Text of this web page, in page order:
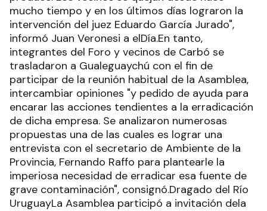
mucho tiempo y en los últimos días lograron la
intervención del juez Eduardo García Jurado",
informó Juan Veronesi a elDía.En tanto,
integrantes del Foro y vecinos de Carbó se
trasladaron a Gualeguaychú con el fin de
participar de la reunión habitual de la Asamblea,
intercambiar opiniones "y pedido de ayuda para
encarar las acciones tendientes a la erradicación
de dicha empresa. Se analizaron numerosas
propuestas una de las cuales es lograr una
entrevista con el secretario de Ambiente de la
Provincia, Fernando Raffo para plantearle la
imperiosa necesidad de erradicar esa fuente de
grave contaminación", consignó.Dragado del Río
UruguayLa Asamblea participó a invitación dela